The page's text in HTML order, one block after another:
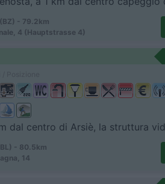
- 79.2km
4 (Hauptstrasse 4)
dal centro di Arsiè, la struttura
- 80.5km
14